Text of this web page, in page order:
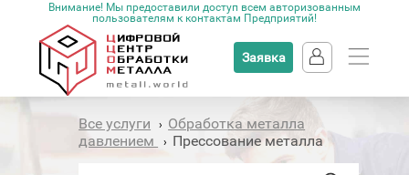
Внимание! Мы предоставили доступ всем авторизованным
пользователям к контактам Предприятий!
Заявка
Все услуги › Обработка металла
давлением
› Прессование металла